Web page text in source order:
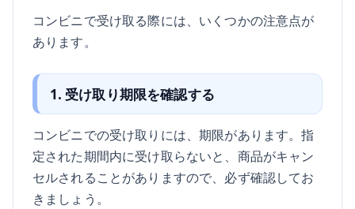
コンビニで受け取る際には、いくつかの注意点が
あります。
1. 受け取り期限を確認する
コンビニでの受け取りには、期限があります。指
定された期間内に受け取らないと、商品がキャン
セルされることがありますので、必ず確認してお
きましょう。